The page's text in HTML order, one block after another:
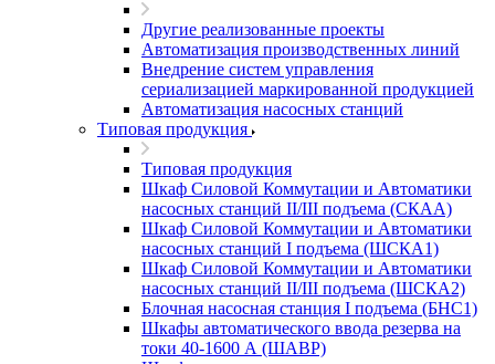
Другие реализованные проекты
Автоматизация производственных линий
Внедрение систем управления
сериализацией маркированной продукцией
Автоматизация насосных станций
Типовая продукция
Типовая продукция
Шкаф Силовой Коммутации и Автоматики
насосных станций II/III подъема (СКАА)
Шкаф Силовой Коммутации и Автоматики
насосных станций I подъема (ШСКА1)
Шкаф Силовой Коммутации и Автоматики
насосных станций II/III подъема (ШСКА2)
Блочная насосная станция I подъема (БНС1)
Шкафы автоматического ввода резерва на
токи 40-1600 А (ШАВР)